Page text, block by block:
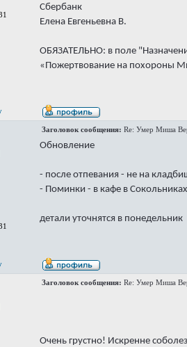
Сбербанк
Елена Евгеньевна В.
ОБЯЗАТЕЛЬНО: в поле
«Пожертвование на похороны
Заголовок сообщения: Re: Умер Миша
Обновление
- после отпевания - не на
- Поминки - в кафе в Сокольниках
детали уточнятся в понедельник
Заголовок сообщения: Re: Умер Миша
Очень грустно! Искренне